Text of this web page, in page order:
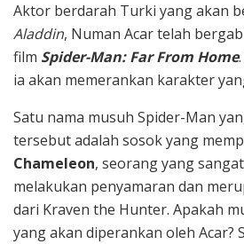
Aktor berdarah Turki yang akan
Aladdin, Numan Acar telah
film Spider-Man: Far From Home
ia akan memerankan karakter
Satu nama musuh Spider-Man
tersebut adalah sosok yang
Chameleon, seorang yang
melakukan penyamaran dan
dari Kraven the Hunter. Apakah
yang akan diperankan oleh Acar?